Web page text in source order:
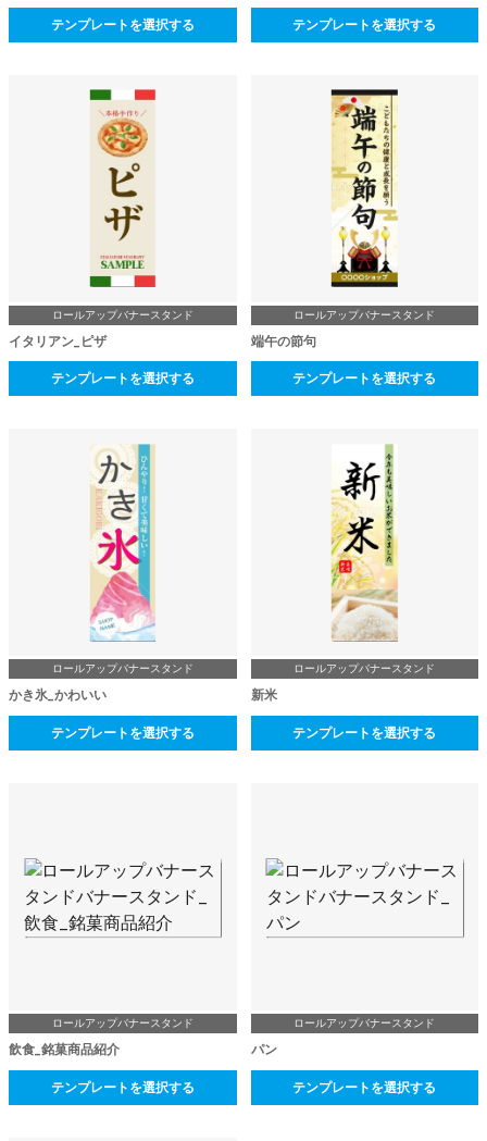
テンプレートを選択する テンプレートを選択する
ロールアップバナースタンド
イタリアン_ピザ
テンプレートを選択する
ロールアップバナースタンド
端午の節句
テンプレートを選択する
ロールアップバナースタンド
かき氷_かわいい
テンプレートを選択する
ロールアップバナースタンド
新米
テンプレートを選択する
ロールアップバナースタンド
飲食_銘菓商品紹介
テンプレートを選択する
ロールアップバナースタンド
パン
テンプレートを選択する